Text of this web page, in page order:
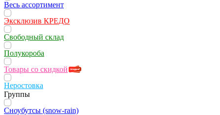
Весь ассортимент
Эксклюзив КРЕДО
Свободный склад
Полукороба
Товары со скидкой
Неростовка
Группы
Сноубутсы (snow-rain)